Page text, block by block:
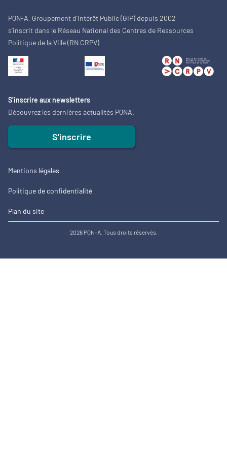
PQN-A, Groupement d'Intérêt Public (GIP) depuis 2002
s'inscrit dans le Réseau National des Centres de Ressources
Politique de la Ville (RN CRPV)
S’inscrire aux newsletters
Découvrez les dernières actualités PQNA.
S'inscrire
Mentions légales
Politique de confidentialité
Plan du site
2026 PQN-A. Tous droits réservés.